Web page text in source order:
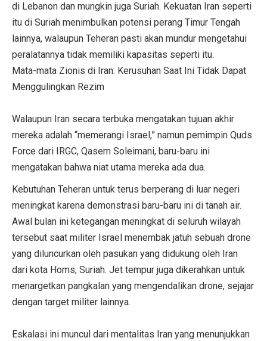
di Lebanon dan mungkin juga Suriah. Kekuatan Iran seperti
itu di Suriah menimbulkan potensi perang Timur Tengah
lainnya, walaupun Teheran pasti akan mundur mengetahui
peralatannya tidak memiliki kapasitas seperti itu.
Mata-mata Zionis di Iran: Kerusuhan Saat Ini Tidak Dapat
Menggulingkan Rezim
Walaupun Iran secara terbuka mengatakan tujuan akhir
mereka adalah “memerangi Israel,” namun pemimpin Quds
Force dari IRGC, Qasem Soleimani, baru-baru ini
mengatakan bahwa niat utama mereka ada dua.
Kebutuhan Teheran untuk terus berperang di luar negeri
meningkat karena demonstrasi baru-baru ini di tanah air.
Awal bulan ini ketegangan meningkat di seluruh wilayah
tersebut saat militer Israel menembak jatuh sebuah drone
yang diluncurkan oleh pasukan yang didukung oleh Iran
dari kota Homs, Suriah. Jet tempur juga dikerahkan untuk
menargetkan pangkalan yang mengendalikan drone, sejajar
dengan target militer lainnya.
Eskalasi ini muncul dari mentalitas Iran yang menunjukkan